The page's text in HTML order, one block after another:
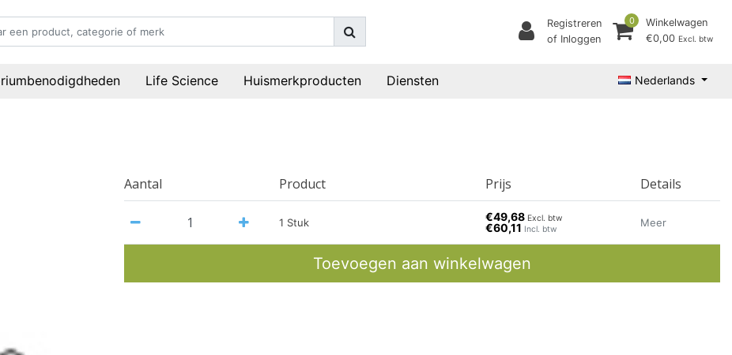
Registreren
of Inloggen
0
Winkelwagen
€0,00 Excl. btw
Life Science Huismerkproducten Diensten Nederlands
Aantal Product Prijs Details
1 Stuk €49,68 Excl. btw
€60,11 Incl. btw
Meer
Toevoegen aan winkelwagen